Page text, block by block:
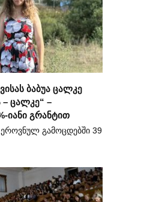
ბაბუა ცალკე
ცალკე“ –
იანი გრანტით
გამოცდებში 39